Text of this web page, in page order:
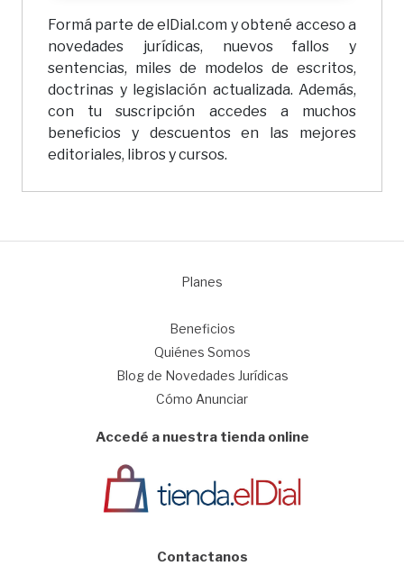
Formá parte de elDial.com y obtené acceso a
novedades jurídicas, nuevos fallos y
sentencias, miles de modelos de escritos,
doctrinas y legislación actualizada. Además,
con tu suscripción accedes a muchos
beneficios y descuentos en las mejores
editoriales, libros y cursos.
Planes
Beneficios
Quiénes Somos
Blog de Novedades Jurídicas
Cómo Anunciar
Accedé a nuestra tienda online
Contactanos